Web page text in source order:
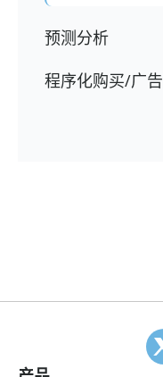
预测分析
程序化购买/广告